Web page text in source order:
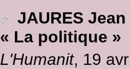
JAURES Jean
« La politique »
L'Humanit, 19